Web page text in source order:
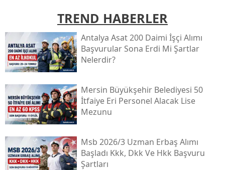
TREND HABERLER
Antalya Asat 200 Daimi İşçi Alımı
Başvurular Sona Erdi Mi Şartlar
Nelerdir?
Mersin Büyükşehir Belediyesi 50
İtfaiye Eri Personel Alacak Lise
Mezunu
Msb 2026/3 Uzman Erbaş Alımı
Başladı Kkk, Dkk Ve Hkk Başvuru
Şartları